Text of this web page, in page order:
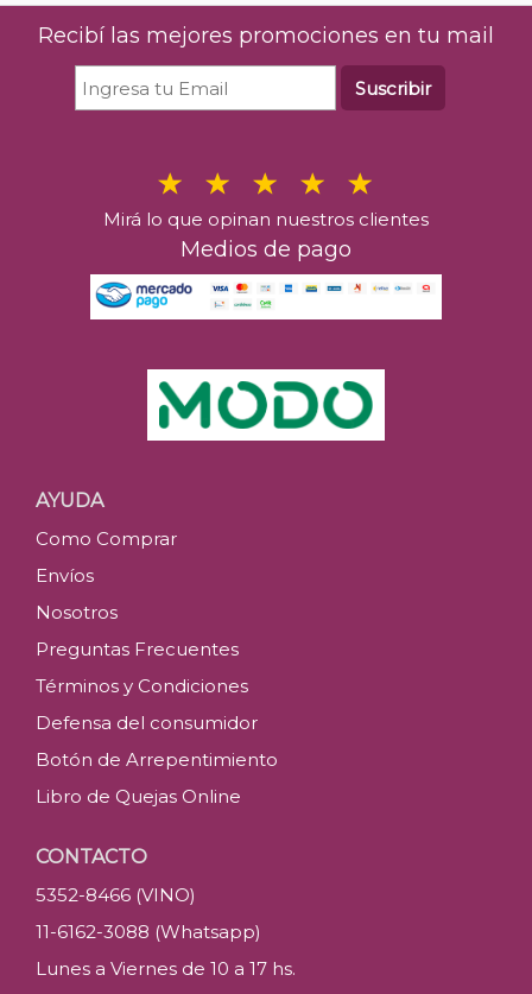
Recibí las mejores promociones en tu mail
Suscribir
Mirá lo que opinan nuestros clientes
Medios de pago
AYUDA
Como Comprar
Envíos
Nosotros
Preguntas Frecuentes
Términos y Condiciones
Defensa del consumidor
Botón de Arrepentimiento
Libro de Quejas Online
CONTACTO
5352-8466 (VINO)
11-6162-3088 (Whatsapp)
Lunes a Viernes de 10 a 17 hs.